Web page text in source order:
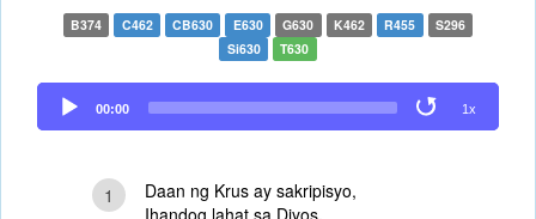
B374 C462 CB630 E630 G630 K462 R455
S296
Si630
T630
Audio
Player
00:00 1x
1
Daan ng Krus ay sakripisyo,
Ihandog lahat sa Diyos,